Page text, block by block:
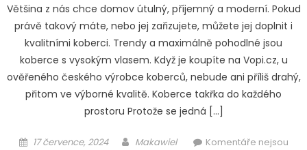
Většina z nás chce domov útulný, příjemný a moderní. Pokud
právě takový máte, nebo jej zařizujete, můžete jej doplnit i
kvalitními koberci. Trendy a maximálně pohodlné jsou
koberce s vysokým vlasem. Když je koupíte na Vopi.cz, u
ověřeného českého výrobce koberců, nebude ani příliš drahý,
přitom ve výborné kvalitě. Koberce takřka do každého
prostoru Protože se jedná […]
Posted
17 července, 2024 Author
Makawiel
Komentáře nejsou